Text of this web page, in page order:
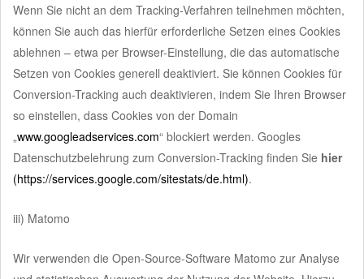
Wenn Sie nicht an dem Tracking-Verfahren teilnehmen möchten,
können Sie auch das hierfür erforderliche Setzen eines Cookies
ablehnen – etwa per Browser-Einstellung, die das automatische
Setzen von Cookies generell deaktiviert. Sie können Cookies für
Conversion-Tracking auch deaktivieren, indem Sie Ihren Browser
so einstellen, dass Cookies von der Domain
„www.googleadservices.com“ blockiert werden. Googles
Datenschutzbelehrung zum Conversion-Tracking finden Sie hier
(https://services.google.com/sitestats/de.html).
iii) Matomo
Wir verwenden die Open-Source-Software Matomo zur Analyse